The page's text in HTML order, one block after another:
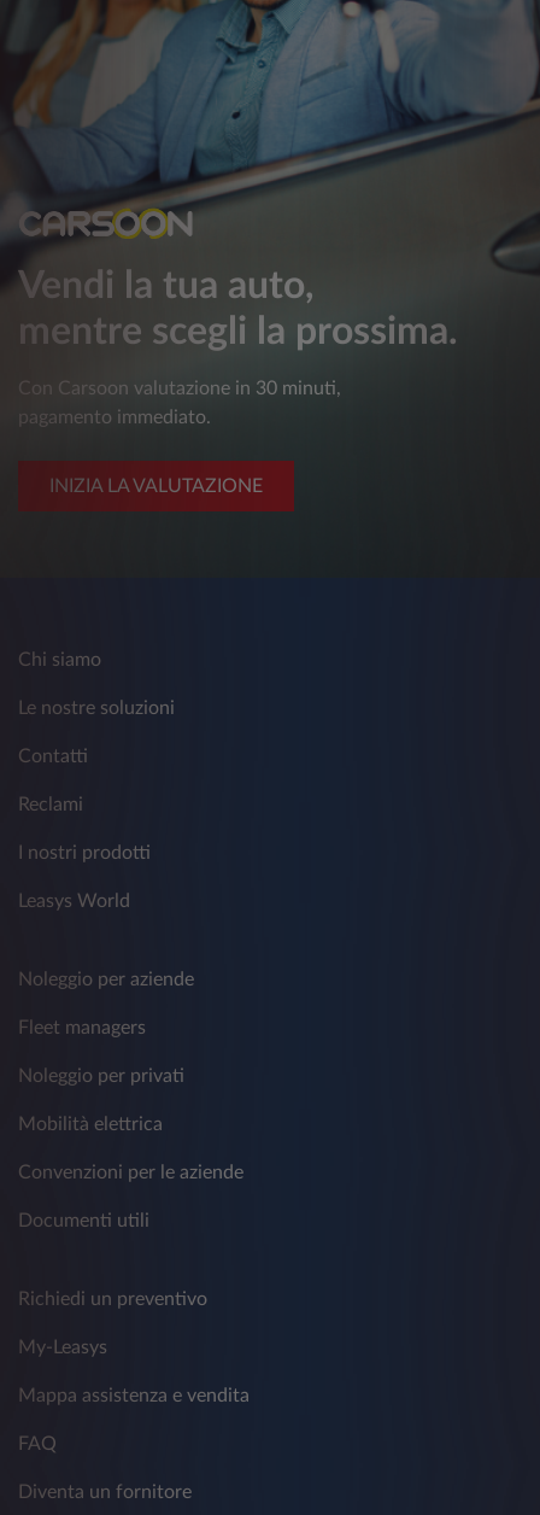
Vendi la tua auto,
mentre scegli la prossima.
Con Carsoon valutazione in 30 minuti,
pagamento immediato.
INIZIA LA VALUTAZIONE
Chi siamo
Le nostre soluzioni
Contatti
Reclami
I nostri prodotti
Leasys World
Noleggio per aziende
Fleet managers
Noleggio per privati
Mobilità elettrica
Convenzioni per le aziende
Documenti utili
Richiedi un preventivo
My-Leasys
Mappa assistenza e vendita
FAQ
Diventa un fornitore